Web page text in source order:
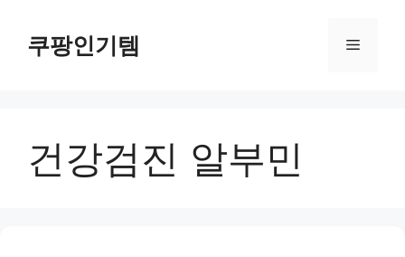
쿠팡인기템 메
건강검진 알부민